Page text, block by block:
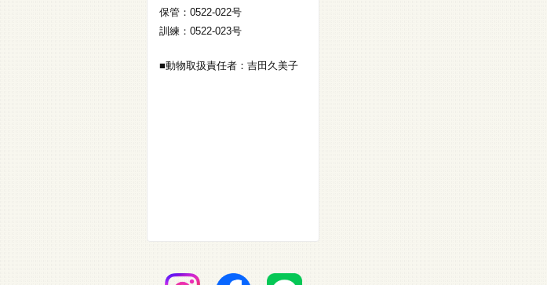
保管：0522-022号
訓練：0522-023号
■動物取扱責任者：吉田久美子